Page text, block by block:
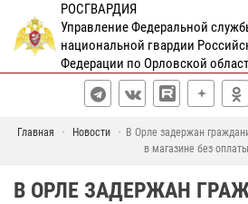
РОСГВАРДИЯ
Управление Федеральной
национальной гвардии
Федерации по Орловской
Главная Новости
В Орле задержан
в магазине без оплаты
В ОРЛЕ ЗАДЕРЖАН